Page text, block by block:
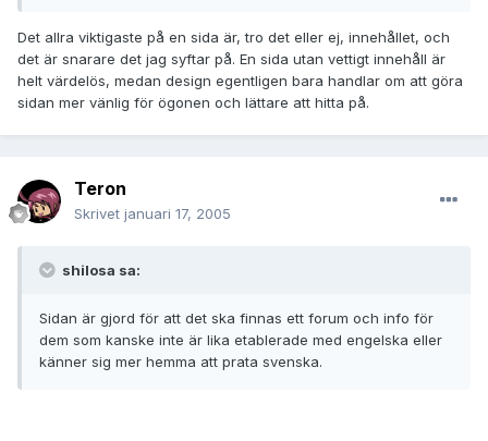
Det allra viktigaste på en sida är, tro det eller ej, innehållet, och
det är snarare det jag syftar på. En sida utan vettigt innehåll är
helt värdelös, medan design egentligen bara handlar om att göra
sidan mer vänlig för ögonen och lättare att hitta på.
Teron
Skrivet januari 17, 2005
shilosa sa:
Sidan är gjord för att det ska finnas ett forum och info för
dem som kanske inte är lika etablerade med engelska eller
känner sig mer hemma att prata svenska.